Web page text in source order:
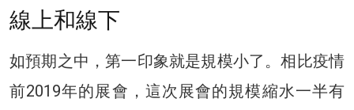
線上和線下
如預期之中，第一印象就是規模小了。相比疫情
前2019年的展會，這次展會的規模縮水一半有